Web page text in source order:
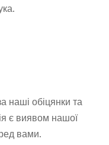
наші обіцянки та
є виявом нашої
вами.